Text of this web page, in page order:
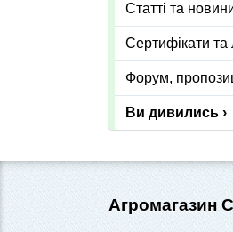
Статті та
Сертифікати та
Форум,
Ви дивились ›
Агромагазин